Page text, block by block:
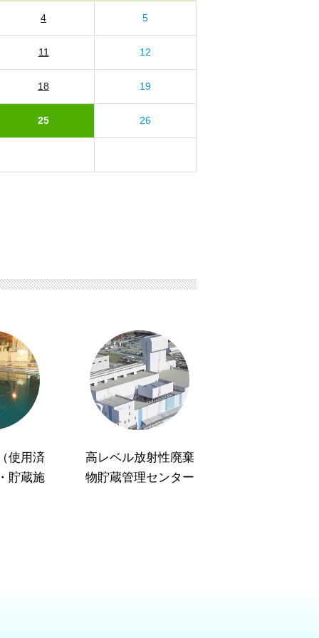
4 5
11 12
18 19
25 26
使用済
貯蔵施
高レベル放射性廃棄
物貯蔵管理センター